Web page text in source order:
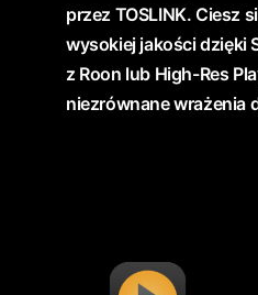
przez TOSLINK. Ciesz
wysokiej jakości dzięki
z Roon lub High-Res
niezrównane wrażenia